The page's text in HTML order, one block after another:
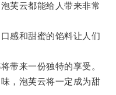
云都能给人带来非常
感和甜蜜的馅料让人们
来一份独特的享受。
，泡芙云将一定成为甜